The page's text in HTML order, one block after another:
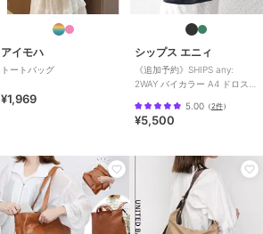
アイモハ
トートバッグ
¥1,969
シップス エニィ
《追加予約》SHIPS any:
2WAY バイカラー A4 ドロスト
5.00（2件）
¥5,500